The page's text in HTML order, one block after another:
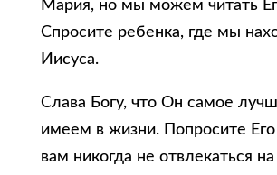
Мария, но мы можем читать
Спросите ребенка, где мы
Иисуса.
Слава Богу, что Он самое
имеем в жизни. Попросите
вам никогда не отвлекаться